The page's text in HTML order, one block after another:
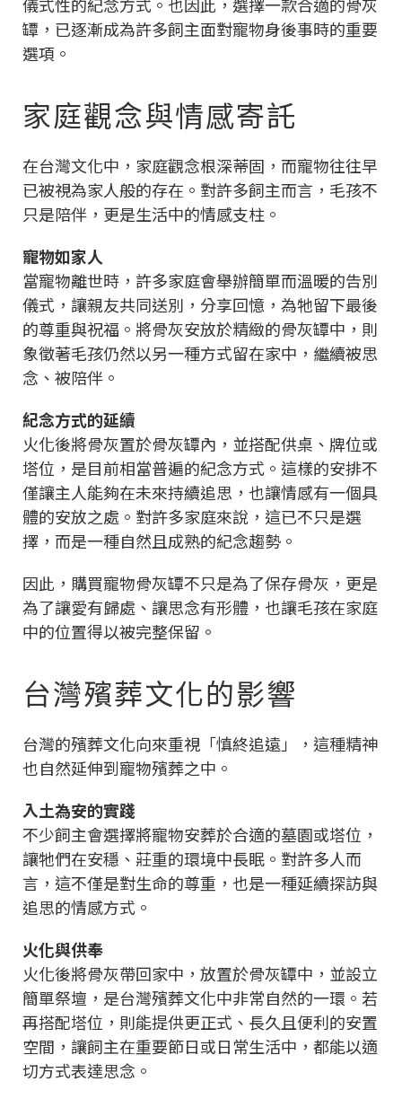
罈，已逐漸成為許多飼主面對寵物身後事時的重要
選項。
家庭觀念與情感寄託
在台灣文化中，家庭觀念根深蒂固，而寵物往往早
已被視為家人般的存在。對許多飼主而言，毛孩不
只是陪伴，更是生活中的情感支柱。
寵物如家人
當寵物離世時，許多家庭會舉辦簡單而溫暖的告別
儀式，讓親友共同送別，分享回憶，為牠留下最後
的尊重與祝福。將骨灰安放於精緻的骨灰罈中，則
象徵著毛孩仍然以另一種方式留在家中，繼續被思
念、被陪伴。
紀念方式的延續
火化後將骨灰置於骨灰罈內，並搭配供桌、牌位或
塔位，是目前相當普遍的紀念方式。這樣的安排不
僅讓主人能夠在未來持續追思，也讓情感有一個具
體的安放之處。對許多家庭來說，這已不只是選
擇，而是一種自然且成熟的紀念趨勢。
因此，購買寵物骨灰罈不只是為了保存骨灰，更是
為了讓愛有歸處、讓思念有形體，也讓毛孩在家庭
中的位置得以被完整保留。
台灣殯葬文化的影響
台灣的殯葬文化向來重視「慎終追遠」，這種精神
也自然延伸到寵物殯葬之中。
入土為安的實踐
不少飼主會選擇將寵物安葬於合適的墓園或塔位，
讓牠們在安穩、莊重的環境中長眠。對許多人而
言，這不僅是對生命的尊重，也是一種延續探訪與
追思的情感方式。
火化與供奉
火化後將骨灰帶回家中，放置於骨灰罈中，並設立
簡單祭壇，是台灣殯葬文化中非常自然的一環。若
再搭配塔位，則能提供更正式、長久且便利的安置
空間，讓飼主在重要節日或日常生活中，都能以適
切方式表達思念。